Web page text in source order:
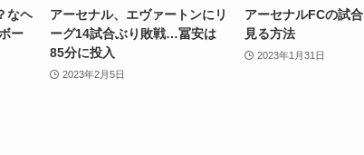
なヘ
ー
アーセナル、エヴァートンにリ
ーグ14試合ぶり敗戦…冨安は
85分に投入
2023年2月5日
アーセナルFCの試
見る方法
2023年1月31日